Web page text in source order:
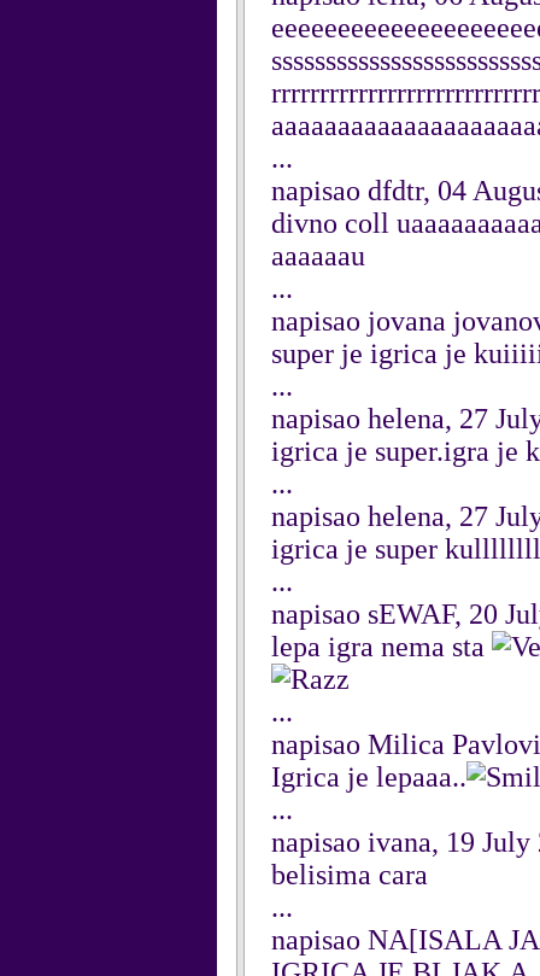
...
napisao dfdtr, 04
divno coll
aaaaaau
...
napisao jovana
super je igrica je
...
napisao helena, 27
igrica je super.igra je
...
napisao helena, 27
igrica je super
...
napisao sEWAF, 20
lepa igra nema sta
...
napisao Milica
Igrica je lepaaa..
...
napisao ivana, 19 July
belisima cara
...
napisao NA[ISALA